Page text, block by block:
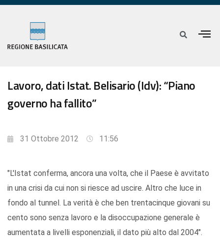
Lavoro, dati Istat. Belisario (Idv): “Piano
governo ha fallito”
31 Ottobre 2012 11:56
"L'Istat conferma, ancora una volta, che il Paese è avvitato
in una crisi da cui non si riesce ad uscire. Altro che luce in
fondo al tunnel. La verità è che ben trentacinque giovani su
cento sono senza lavoro e la disoccupazione generale è
aumentata a livelli esponenziali, il dato più alto dal 2004".